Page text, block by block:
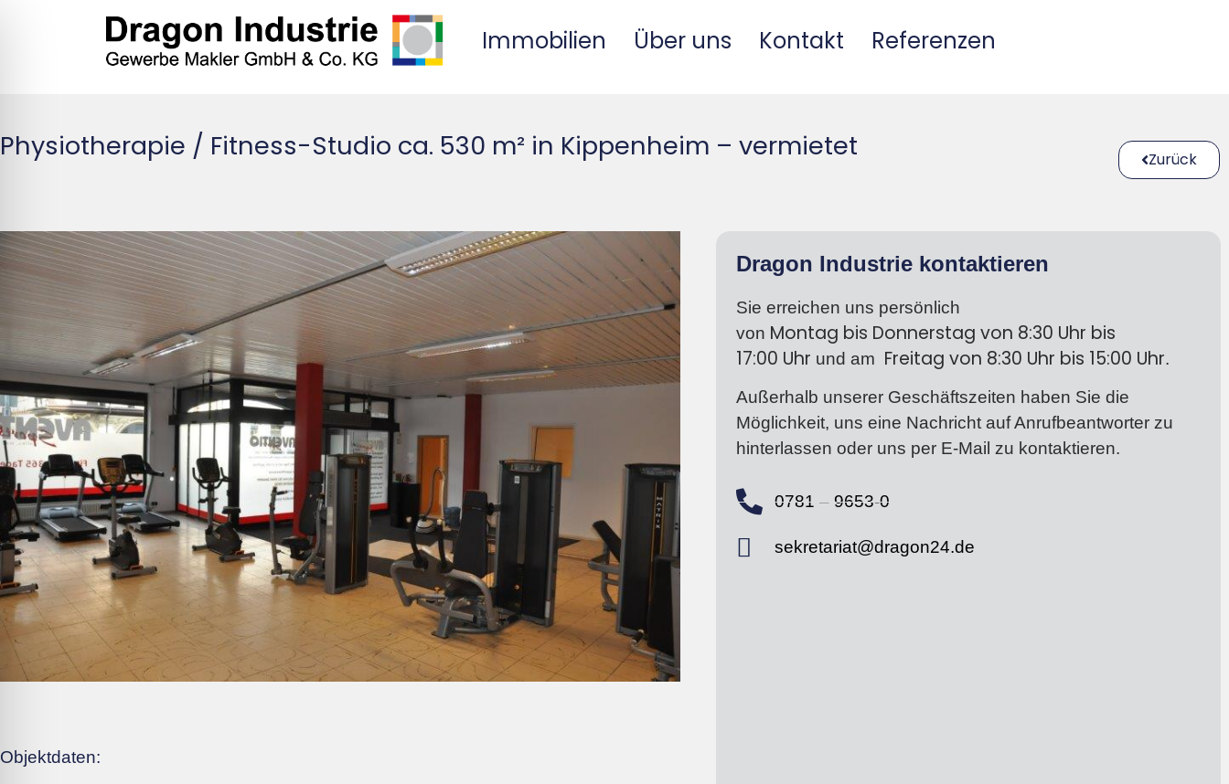
Immobilien Über uns Kontakt Referenzen
Physiotherapie / Fitness-Studio ca. 530 m² in Kippenheim – vermietet Zurück
Objektdaten:
Dragon Industrie kontaktieren
Sie erreichen uns persönlich
von Montag bis Donnerstag von 8:30 Uhr bis
17:00 Uhr und am Freitag von 8:30 Uhr bis 15:00 Uhr.
Außerhalb unserer Geschäftszeiten haben Sie die
Möglichkeit, uns eine Nachricht auf Anrufbeantworter zu
hinterlassen oder uns per E-Mail zu kontaktieren.
0781 – 9653-0
sekretariat@dragon24.de